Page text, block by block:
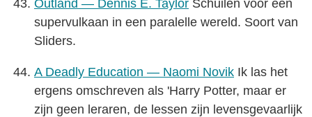
Outland — Dennis E. Taylor Schuilen voor een
supervulkaan in een paralelle wereld. Soort van
Sliders.
A Deadly Education — Naomi Novik Ik las het
ergens omschreven als 'Harry Potter, maar er
zijn geen leraren, de lessen zijn levensgevaarlijk